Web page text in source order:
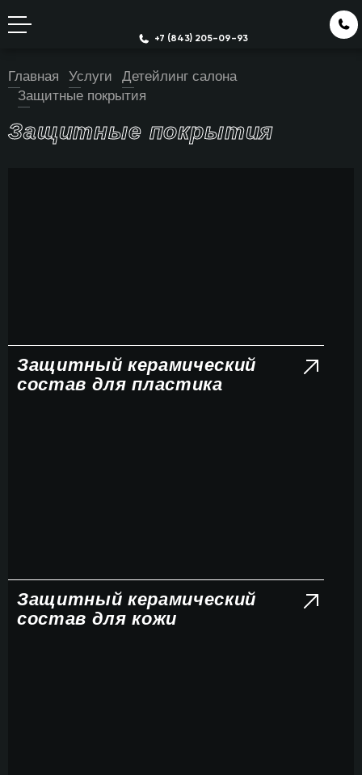
+7 (843) 205-09-93
Главная Услуги
Детейлинг салона
Защитные покрытия
Защитные покрытия
Защитный керамический
состав для пластика
Защитный керамический
состав для кожи